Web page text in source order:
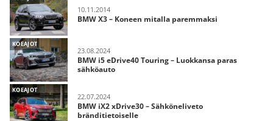
10.11.2014
BMW X3 – Koneen mitalla paremmaksi
KOEAJOT
23.08.2024
BMW i5 eDrive40 Touring – Luokkansa paras
sähköauto
KOEAJOT
22.07.2024
BMW iX2 xDrive30 – Sähköneliveto
bränditietoiselle